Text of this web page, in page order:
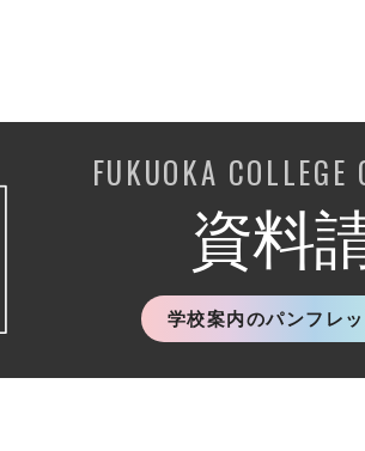
FUKUOKA COLLEGE
資料
学校案内のパンフレ